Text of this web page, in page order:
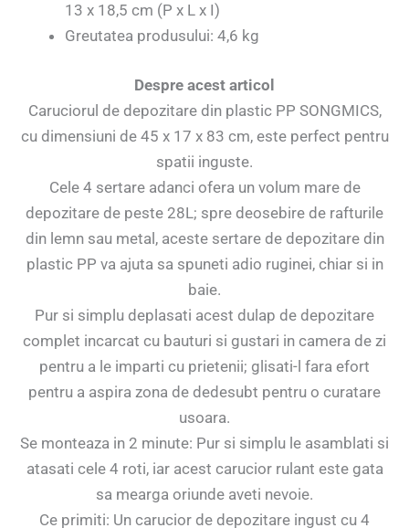
13 x 18,5 cm (P x L x I)
Greutatea produsului: 4,6 kg
Despre acest articol
Caruciorul de depozitare din plastic PP SONGMICS,
cu dimensiuni de 45 x 17 x 83 cm, este perfect pentru
spatii inguste.
Cele 4 sertare adanci ofera un volum mare de
depozitare de peste 28L; spre deosebire de rafturile
din lemn sau metal, aceste sertare de depozitare din
plastic PP va ajuta sa spuneti adio ruginei, chiar si in
baie.
Pur si simplu deplasati acest dulap de depozitare
complet incarcat cu bauturi si gustari in camera de zi
pentru a le imparti cu prietenii; glisati-l fara efort
pentru a aspira zona de dedesubt pentru o curatare
usoara.
Se monteaza in 2 minute: Pur si simplu le asamblati si
atasati cele 4 roti, iar acest carucior rulant este gata
sa mearga oriunde aveti nevoie.
Ce primiti: Un carucior de depozitare ingust cu 4